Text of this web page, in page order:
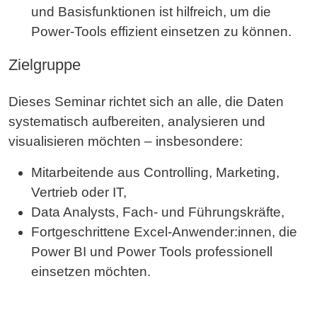
und Basisfunktionen ist hilfreich, um die
Power-Tools effizient einsetzen zu können.
Zielgruppe
Dieses Seminar richtet sich an alle, die Daten
systematisch aufbereiten, analysieren und
visualisieren möchten – insbesondere:
Mitarbeitende aus Controlling, Marketing,
Vertrieb oder IT,
Data Analysts, Fach- und Führungskräfte,
Fortgeschrittene Excel-Anwender:innen, die
Power BI und Power Tools professionell
einsetzen möchten.